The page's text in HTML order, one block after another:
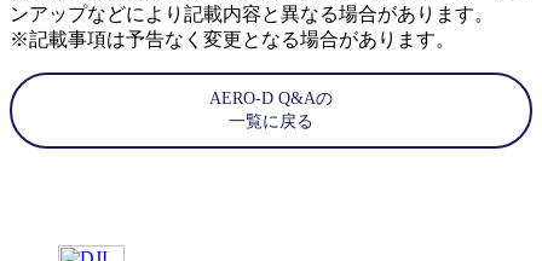
ンアップなどにより記載内容と異なる場合があります。
※記載事項は予告なく変更となる場合があります。
AERO-D Q&Aの
一覧に戻る